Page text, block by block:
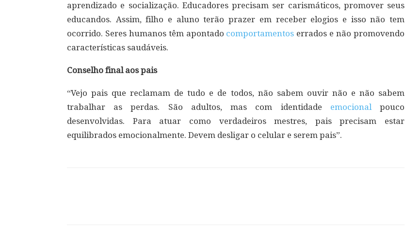
aprendizado e socialização. Educadores precisam ser carismáticos, promover seus
educandos. Assim, filho e aluno terão prazer em receber elogios e isso não tem
ocorrido. Seres humanos têm apontado comportamentos errados e não promovendo
características saudáveis.
Conselho final aos pais
“Vejo pais que reclamam de tudo e de todos, não sabem ouvir não e não sabem
trabalhar as perdas. São adultos, mas com identidade emocionalpouco
desenvolvidas. Para atuar como verdadeiros mestres, pais precisam estar
equilibrados emocionalmente. Devem desligar o celular e serem pais”.